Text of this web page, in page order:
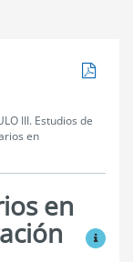
III. Estudios de
en
en
Ver